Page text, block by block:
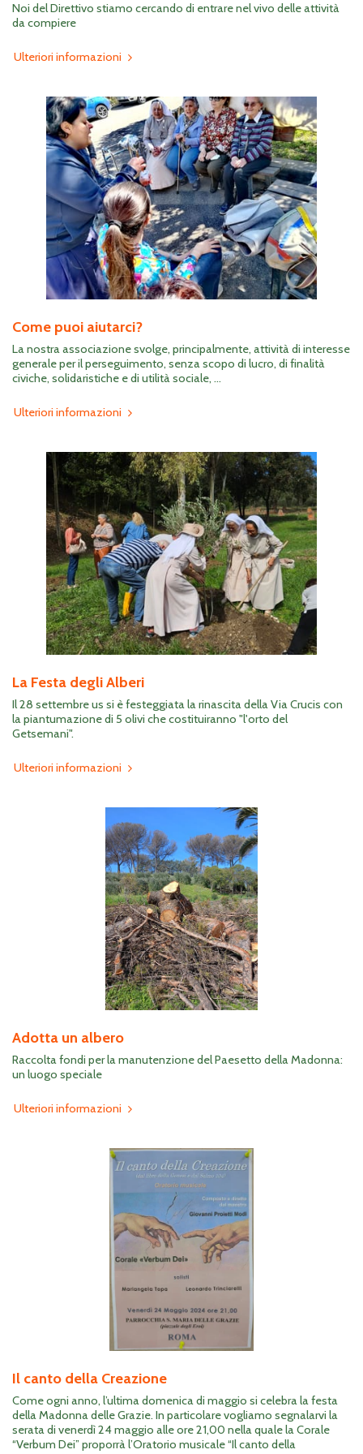
Noi del Direttivo stiamo cercando di entrare nel vivo delle attività
da compiere
Ulteriori informazioni
Come puoi aiutarci?
La nostra associazione svolge, principalmente, attività di interesse
generale per il perseguimento, senza scopo di lucro, di finalità
civiche, solidaristiche e di utilità sociale, ...
Ulteriori informazioni
La Festa degli Alberi
Il 28 settembre us si è festeggiata la rinascita della Via Crucis con
la piantumazione di 5 olivi che costituiranno "l'orto del
Getsemani".
Ulteriori informazioni
Adotta un albero
Raccolta fondi per la manutenzione del Paesetto della Madonna:
un luogo speciale
Ulteriori informazioni
Il canto della Creazione
Come ogni anno, l’ultima domenica di maggio si celebra la festa
della Madonna delle Grazie. In particolare vogliamo segnalarvi la
serata di venerdì 24 maggio alle ore 21,00 nella quale la Corale
“Verbum Dei” proporrà l’Oratorio musicale “Il canto della